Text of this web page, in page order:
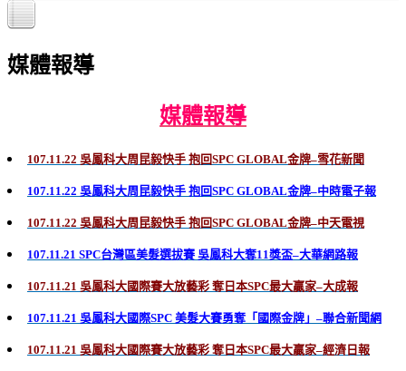
媒體報導
媒體報導
107.11.22 吳鳳科大周昆毅快手 抱回SPC GLOBAL金牌–雪花新聞
107.11.22 吳鳳科大周昆毅快手 抱回SPC GLOBAL金牌–中時電子報
107.11.22 吳鳳科大周昆毅快手 抱回SPC GLOBAL金牌–中天電視
107.11.21 SPC台灣區美髮選拔賽 吳鳳科大奪11獎盃–大華網路報
107.11.21 吳鳳科大國際賽大放藝彩 奪日本SPC最大贏家–大成報
107.11.21 吳鳳科大國際SPC 美髮大賽勇奪「國際金牌」–聯合新聞網
107.11.21 吳鳳科大國際賽大放藝彩 奪日本SPC最大贏家–經濟日報